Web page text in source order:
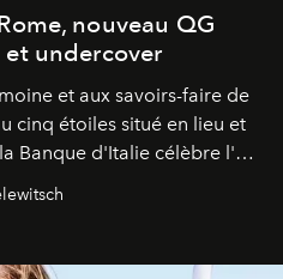
nouveau QG
undercover
et aux savoirs-faire de
cinq étoiles situé en lieu et
Banque d'Italie célèbre l'art
son élégance intemporelle.